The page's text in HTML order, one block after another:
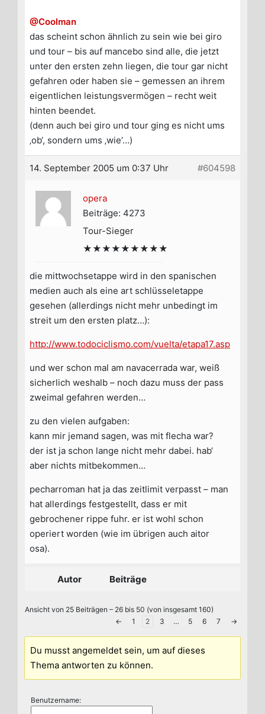
@Coolman
das scheint schon ähnlich zu sein wie bei giro
und tour – bis auf mancebo sind alle, die jetzt
unter den ersten zehn liegen, die tour gar nicht
gefahren oder haben sie – gemessen an ihrem
eigentlichen leistungsvermögen – recht weit
hinten beendet.
(denn auch bei giro und tour ging es nicht ums
‚ob‘, sondern ums ‚wie’…)
14. September 2005 um 0:37 Uhr #604598
opera
Beiträge: 4273
Tour-Sieger
★★★★★★★★★
die mittwochsetappe wird in den spanischen
medien auch als eine art schlüsseletappe
gesehen (allerdings nicht mehr unbedingt im
streit um den ersten platz…):
http://www.todociclismo.com/vuelta/etapa17.asp
und wer schon mal am navacerrada war, weiß
sicherlich weshalb – noch dazu muss der pass
zweimal gefahren werden…
zu den vielen aufgaben:
kann mir jemand sagen, was mit flecha war?
der ist ja schon lange nicht mehr dabei. hab‘
aber nichts mitbekommen…
pecharroman hat ja das zeitlimit verpasst – man
hat allerdings festgestellt, dass er mit
gebrochener rippe fuhr. er ist wohl schon
operiert worden (wie im übrigen auch aitor
osa).
Autor Beiträge
Ansicht von 25 Beiträgen – 26 bis 50 (von insgesamt 160)
←
1 2 3 … 5 6 7 →
Du musst angemeldet sein, um auf dieses
Thema antworten zu können.
Benutzername: